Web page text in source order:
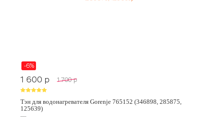
-6%
1 600 p 1 700 p
Тэн для водонагревателя Gorenje 765152 (346898, 285875,
125639)